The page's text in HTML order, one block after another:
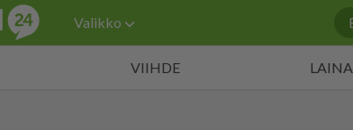
Valikko
VIIHDE